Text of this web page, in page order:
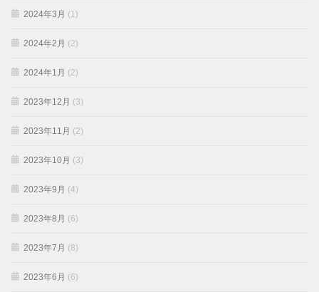
2024年3月 (1)
2024年2月 (2)
2024年1月 (2)
2023年12月 (3)
2023年11月 (2)
2023年10月 (3)
2023年9月 (4)
2023年8月 (6)
2023年7月 (8)
2023年6月 (6)